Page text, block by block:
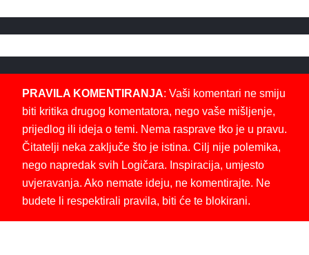
PRAVILA KOMENTIRANJA: Vaši komentari ne smiju
biti kritika drugog komentatora, nego vaše mišljenje,
prijedlog ili ideja o temi. Nema rasprave tko je u pravu.
Čitatelji neka zaključe što je istina. Cilj nije polemika,
nego napredak svih Logičara. Inspiracija, umjesto
uvjeravanja. Ako nemate ideju, ne komentirajte. Ne
budete li respektirali pravila, biti će te blokirani.